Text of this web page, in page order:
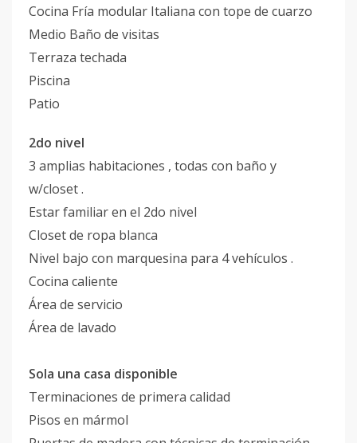
Cocina Fría modular Italiana con tope de cuarzo
Medio Baño de visitas
Terraza techada
Piscina
Patio
2do nivel
3 amplias habitaciones , todas con baño y
w/closet .
Estar familiar en el 2do nivel
Closet de ropa blanca
Nivel bajo con marquesina para 4 vehículos .
Cocina caliente
Área de servicio
Área de lavado
Sola una casa disponible
Terminaciones de primera calidad
Pisos en mármol